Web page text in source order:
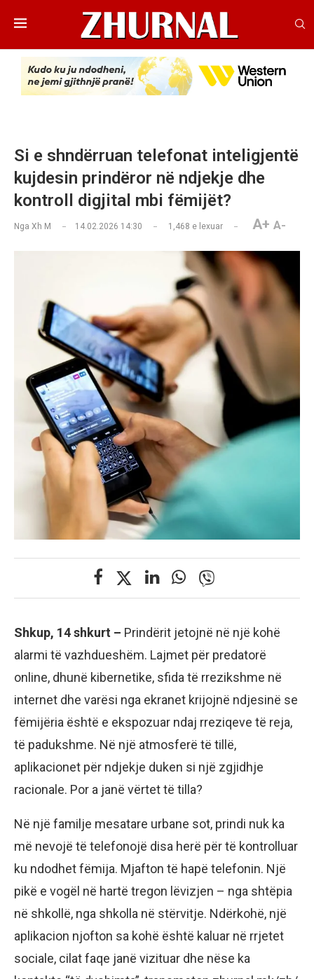
Si e shndërruan telefonat inteligjentë
kujdesin prindëror në ndjekje dhe
kontroll digjital mbi fëmijët?
Nga Xh M 14.02.2026 14:30 1,468 e lexuar A+ A-
Shkup, 14 shkurt – Prindërit jetojnë në një kohë
alarmi të vazhdueshëm. Lajmet për predatorë
online, dhunë kibernetike, sfida të rrezikshme në
internet dhe varësi nga ekranet krijojnë ndjesinë se
fëmijëria është e ekspozuar ndaj rreziqeve të reja,
të padukshme. Në një atmosferë të tillë,
aplikacionet për ndjekje duken si një zgjidhje
racionale. Por a janë vërtet të tilla?
Në një familje mesatare urbane sot, prindi nuk ka
më nevojë të telefonojë disa herë për të kontrolluar
ku ndodhet fëmija. Mjafton të hapë telefonin. Një
pikë e vogël në hartë tregon lëvizjen – nga shtëpia
në shkollë, nga shkolla në stërvitje. Ndërkohë, një
aplikacion njofton sa kohë është kaluar në rrjetet
sociale, cilat faqe janë vizituar dhe nëse ka